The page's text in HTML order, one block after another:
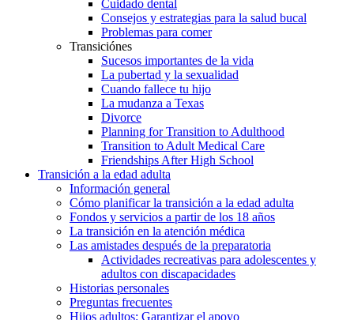
Cuidado dental
Consejos y estrategias para la salud bucal
Problemas para comer
Transiciónes
Sucesos importantes de la vida
La pubertad y la sexualidad
Cuando fallece tu hijo
La mudanza a Texas
Divorce
Planning for Transition to Adulthood
Transition to Adult Medical Care
Friendships After High School
Transición a la edad adulta
Información general
Cómo planificar la transición a la edad adulta
Fondos y servicios a partir de los 18 años
La transición en la atención médica
Las amistades después de la preparatoria
Actividades recreativas para adolescentes y
adultos con discapacidades
Historias personales
Preguntas frecuentes
Hijos adultos: Garantizar el apoyo